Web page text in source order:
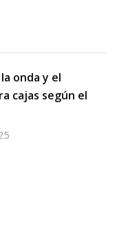
onda y el
cajas según el